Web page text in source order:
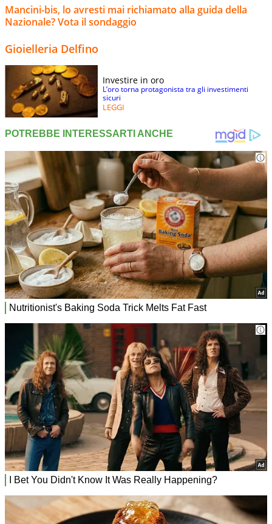
Mancini-bis, lo avresti mai richiamato alla guida della
Nazionale? Vota il sondaggio
Gioielleria Delfino
Investire in oro
L’oro torna protagonista tra gli investimenti
sicuri
LEGGI